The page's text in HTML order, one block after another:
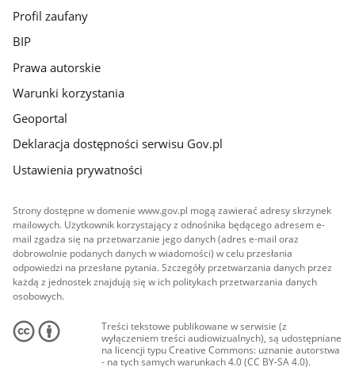
Profil zaufany
BIP
Prawa autorskie
Warunki korzystania
Geoportal
Deklaracja dostępności serwisu Gov.pl
Ustawienia prywatności
Strony dostępne w domenie www.gov.pl mogą zawierać adresy skrzynek
mailowych. Użytkownik korzystający z odnośnika będącego adresem e-
mail zgadza się na przetwarzanie jego danych (adres e-mail oraz
dobrowolnie podanych danych w wiadomości) w celu przesłania
odpowiedzi na przesłane pytania. Szczegóły przetwarzania danych przez
każdą z jednostek znajdują się w ich politykach przetwarzania danych
osobowych.
Treści tekstowe publikowane w serwisie (z
wyłączeniem treści audiowizualnych), są udostępniane
na licencji typu Creative Commons: uznanie autorstwa
- na tych samych warunkach 4.0 (CC BY-SA 4.0).